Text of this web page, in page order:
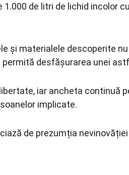
de litri de lichid incolor
și materialele descoperite
desfășurarea unei
iar ancheta continuă
implicate.
de prezumția